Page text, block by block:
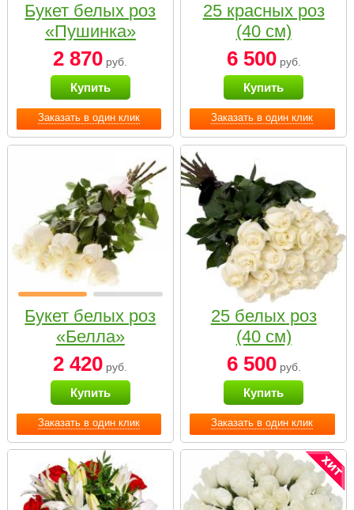
Заказать в один клик
Букет белых роз
«Пушинка»
2 870 руб.
Купить
Заказать в один клик
25 красных роз
(40 см)
6 500руб.
Купить
Заказать в один клик
Букет белых роз
«Белла»
2 420 руб.
Купить
Заказать в один клик
25 белых роз
(40 см)
6 500руб.
Купить